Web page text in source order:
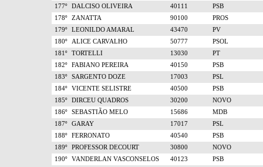
177º
DALCISO OLIVEIRA 40111
PSB
178º
ZANATTA 90100
PROS
179º
LEONILDO AMARAL 43470
PV
180º
ALICE CARVALHO 50777
PSOL
181º
TORTELLI 13030
PT
182º
FABIANO PEREIRA 40150
PSB
183º
SARGENTO DOZE 17003
PSL
184º
VICENTE SELISTRE 40500
PSB
185º
DIRCEU QUADROS 30200
NOVO
186º
SEBASTIÃO MELO 15686
MDB
187º
GARAY 17017
PSL
188º
FERRONATO 40540
PSB
189º
PROFESSOR DECOURT 30800
NOVO
190º
VANDERLAN VASCONSELOS 40123
PSB